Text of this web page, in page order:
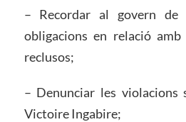
– Recordar al govern de
obligacions en relació
reclusos;
– Denunciar les violacions
Victoire Ingabire;